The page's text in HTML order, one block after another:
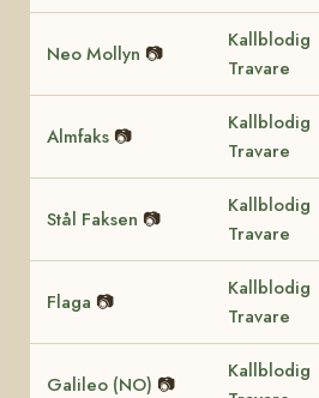
Neo Mollyn 📷
Kallblodig
Travare
Almfaks 📷
Kallblodig
Travare
Stål Faksen 📷
Kallblodig
Travare
Flaga 📷
Kallblodig
Travare
Galileo (NO) 📷
Kallblodig